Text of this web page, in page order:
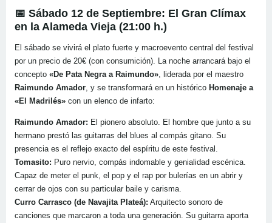
📅 Sábado 12 de Septiembre: El Gran Clímax
en la Alameda Vieja (21:00 h.)
El sábado se vivirá el plato fuerte y macroevento central del festival
por un precio de 20€ (con consumición). La noche arrancará bajo el
concepto «De Pata Negra a Raimundo» , liderada por el maestro
Raimundo Amador , y se transformará en un histórico Homenaje a
«El Madrilés» con un elenco de infarto:
Raimundo Amador: El pionero absoluto. El hombre que junto a su
hermano prestó las guitarras del blues al compás gitano. Su
presencia es el reflejo exacto del espíritu de este festival.
Tomasito: Puro nervio, compás indomable y genialidad escénica.
Capaz de meter el punk, el pop y el rap por bulerías en un abrir y
cerrar de ojos con su particular baile y carisma.
Curro Carrasco (de Navajita Plateá): Arquitecto sonoro de
canciones que marcaron a toda una generación. Su guitarra aporta